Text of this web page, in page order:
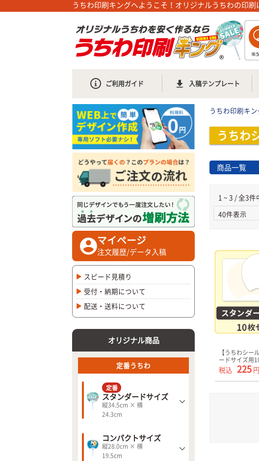
うちわ印刷キングへようこそ！オリジナルうちわの印
ご利用ガイド 入稿テンプレート
マイページ
注文履歴/データ入稿
スピード見積り
受付・納期について
配送・送料について
オリジナル商品
定番うちわ
定番
スタンダードサイズ
縦34.5cm × 横
24.3cm
コンパクトサイズ
縦28.0cm × 横
19.5cm
うちわ印刷キン
うちわ
商品一覧
1 ~ 3 / 全3件
【うちわシー
ードサイズ用
税込 225 円